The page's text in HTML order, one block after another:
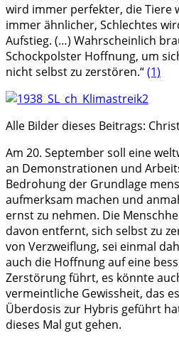
wird immer perfekter, die Tiere
immer ähnlicher, Schlechtes
Aufstieg. (…) Wahrscheinlich
Schockpolster Hoffnung, um
nicht selbst zu zerstören.“(1)
Alle Bilder dieses Beitrags:
Am 20. September soll eine
an Demonstrationen und
Bedrohung der Grundlage
aufmerksam machen und
ernst zu nehmen. Die
davon entfernt, sich selbst zu
von Verzweiflung, sei einmal
auch die Hoffnung auf eine
Zerstörung führt, es könnte
vermeintliche Gewissheit, das
Überdosis zur Hybris geführt
dieses Mal gut gehen.